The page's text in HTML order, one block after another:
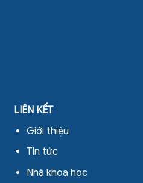
LIÊN KẾT
Giới thiệu
Tin tức
Nhà khoa học